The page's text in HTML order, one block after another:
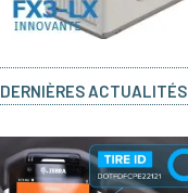
DERNIÈRES ACTUALITÉS